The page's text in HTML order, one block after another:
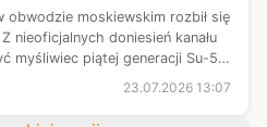
obwodzie moskiewskim rozbił się
nieoficjalnych doniesień kanału
myśliwiec piątej generacji Su-57.
się katapultować.
23.07.2026 13:07